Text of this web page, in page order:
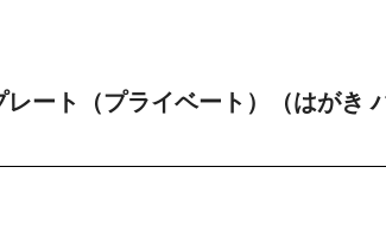
ート（プライベート）（はがき